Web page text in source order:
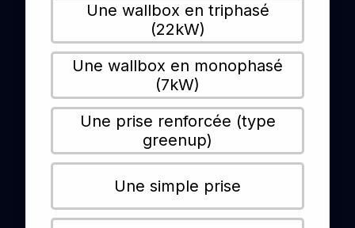
Une wallbox en triphasé
(22kW)
Une wallbox en monophasé
(7kW)
Une prise renforcée (type
greenup)
Une simple prise